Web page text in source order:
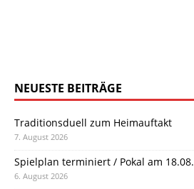
NEUESTE BEITRÄGE
Traditionsduell zum Heimauftakt
7. August 2026
Spielplan terminiert / Pokal am 18.08.
6. August 2026